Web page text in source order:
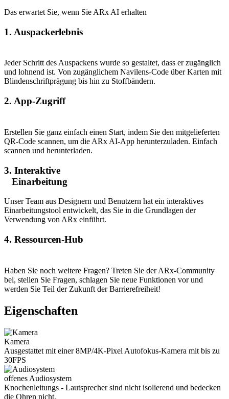
Das erwartet Sie, wenn Sie ARx AI erhalten
1. Auspackerlebnis
Jeder Schritt des Auspackens wurde so gestaltet, dass er zugänglich
und lohnend ist. Von zugänglichem Navilens-Code über Karten mit
Blindenschriftprägung bis hin zu Stoffbändern.
2. App-Zugriff
Erstellen Sie ganz einfach einen Start, indem Sie den mitgelieferten
QR-Code scannen, um die ARx AI-App herunterzuladen. Einfach
scannen und herunterladen.
3. Interaktive
Einarbeitung
Unser Team aus Designern und Benutzern hat ein interaktives
Einarbeitungstool entwickelt, das Sie in die Grundlagen der
Verwendung von ARx einführt.
4. Ressourcen-Hub
Haben Sie noch weitere Fragen? Treten Sie der ARx-Community
bei, stellen Sie Fragen, schlagen Sie neue Funktionen vor und
werden Sie Teil der Zukunft der Barrierefreiheit!
Eigenschaften
Kamera
Ausgestattet mit einer 8MP/4K-Pixel Autofokus-Kamera mit bis zu
30FPS
offenes Audiosystem
Knochenleitungs - Lautsprecher sind nicht isolierend und bedecken
die Ohren nicht.